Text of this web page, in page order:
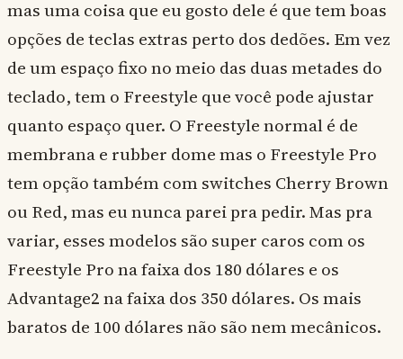
mas uma coisa que eu gosto dele é que tem boas
opções de teclas extras perto dos dedões. Em vez
de um espaço fixo no meio das duas metades do
teclado, tem o Freestyle que você pode ajustar
quanto espaço quer. O Freestyle normal é de
membrana e rubber dome mas o Freestyle Pro
tem opção também com switches Cherry Brown
ou Red, mas eu nunca parei pra pedir. Mas pra
variar, esses modelos são super caros com os
Freestyle Pro na faixa dos 180 dólares e os
Advantage2 na faixa dos 350 dólares. Os mais
baratos de 100 dólares não são nem mecânicos.